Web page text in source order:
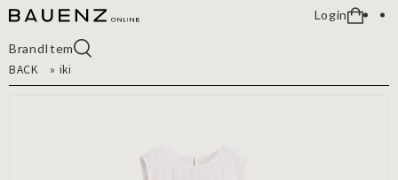
Login
BrandItem
BACK
» iki